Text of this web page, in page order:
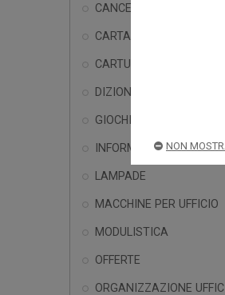
CANCELLERIA
CARTA, BUSTE ED
CARTUCCE E TONER
DIZIONARI
GIOCHI
INFORMATICA
LAMPADE
MACCHINE PER UFFICIO
MODULISTICA
OFFERTE
ORGANIZZAZIONE
NON